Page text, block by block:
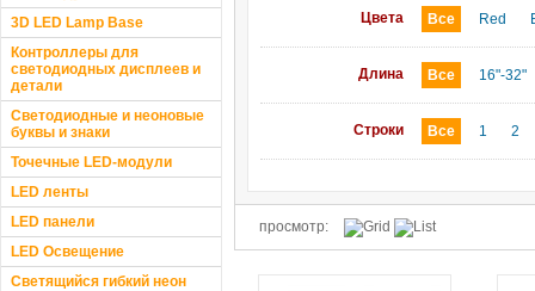
3D LED Lamp Base
Контроллеры для
светодиодных дисплеев и
детали
Светодиодные и неоновые
буквы и знаки
Точечные LED-модули
LED ленты
LED панели
LED Освещение
Светящийся гибкий неон
Цвета Все Red
Длина Все 16"-32"
Строки Все 1 2
просмотр: